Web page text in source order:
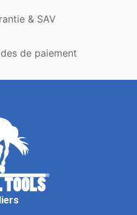
& SAV
de paiement